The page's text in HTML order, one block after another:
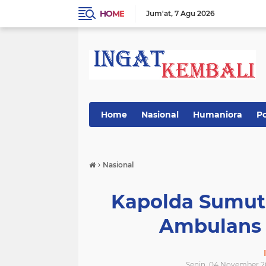
HOME Jum'at 7 Agu 2026
Home Nasional Humaniora
› Nasional
Kapolda